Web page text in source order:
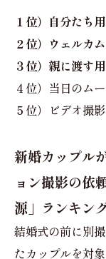
１位）自分たち
２位）ウェルカ
３位）親に渡す
４位）当日のム
５位）ビデオ撮
新婚カップル
ョン撮影の依
源」ランキン
結婚式の前に別
たカップルを対